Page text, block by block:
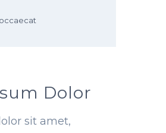
Dolor
sit amet,